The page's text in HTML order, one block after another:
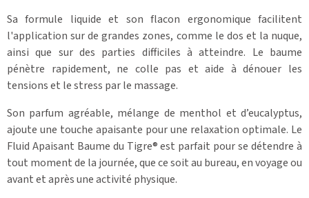
Sa formule liquide et son flacon ergonomique facilitent
l'application sur de grandes zones, comme le dos et la nuque,
ainsi que sur des parties difficiles à atteindre. Le baume
pénètre rapidement, ne colle pas et aide à dénouer les
tensions et le stress par le massage.
Son parfum agréable, mélange de menthol et d’eucalyptus,
ajoute une touche apaisante pour une relaxation optimale. Le
Fluid Apaisant Baume du Tigre® est parfait pour se détendre à
tout moment de la journée, que ce soit au bureau, en voyage ou
avant et après une activité physique.